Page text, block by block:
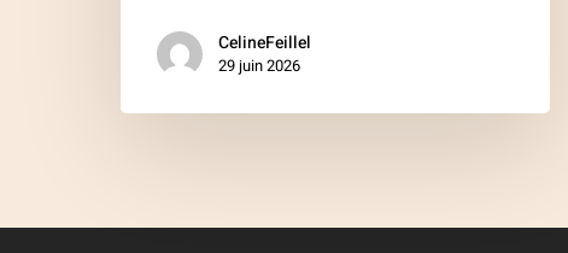
CelineFeillel
29 juin 2026